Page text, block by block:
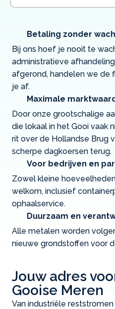
Betaling zonder
Bij ons hoef je nooit te
administratieve
afgerond, handelen we de
je af.
Maximale
Door onze grootschalige
die lokaal in het Gooi vaak
rit over de Hollandse Brug
scherpe dagkoersen terug.
Voor bedrijven en
Zowel kleine
welkom, inclusief
ophaalservice.
Duurzaam en
Alle metalen worden
nieuwe grondstoffen voor
Jouw adres
Gooise Meren
Van industriële